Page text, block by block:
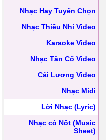
Nhạc Hay Tuyển Chọn
Nhạc Thiếu Nhi Video
Karaoke Video
Nhạc Tân Cổ Video
Cải Lương Video
Nhạc Midi
Lời Nhạc (Lyric)
Nhạc có Nốt (Music
Sheet)